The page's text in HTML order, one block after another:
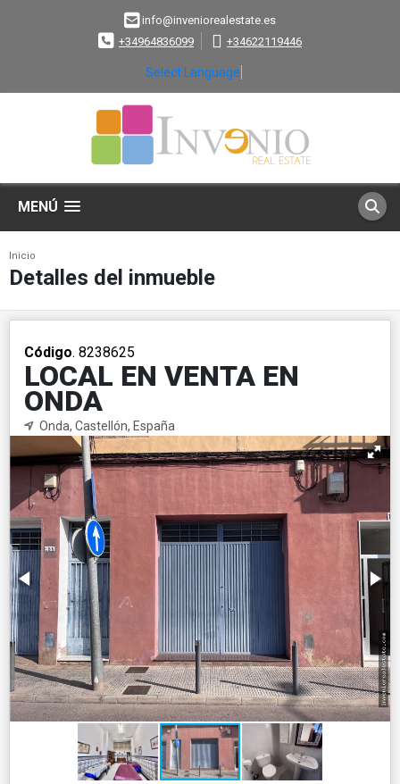
info@inveniorealestate.es
+34964836099
+34622119446
Select Language
MENÚ
Inicio
Detalles del inmueble
Código. 8238625
LOCAL EN VENTA EN
ONDA
Onda, Castellón, España